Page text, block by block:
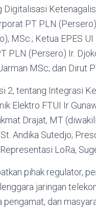
Digitalisasi
PT PLN
MSc.; Ketua EPES
PLN (Persero) Ir.
MSc; dan Dirut
2, tentang Integrasi
Elektro FTUI Ir
Drajat, MT
Andika Sutedjo;
LoRa,
pihak regulator,
jaringan
pengamat, dan